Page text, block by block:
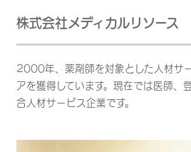
株式会社メディカルリソース
2000年、薬剤師を対象とした人材サ
アを獲得しています。現在では医師
合人材サービス企業です。